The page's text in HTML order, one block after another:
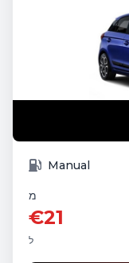
Manual
מ
€21
ל